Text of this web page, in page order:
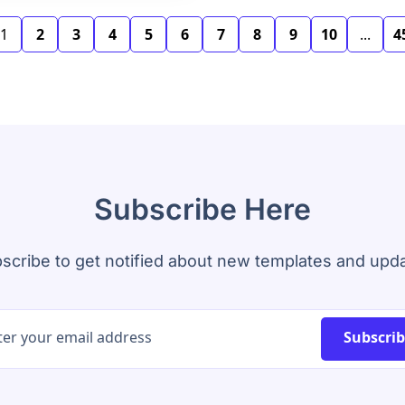
1 2 3 4 5 6 7 8 9 10 ...
Subscribe Here
to get notified about new templates and